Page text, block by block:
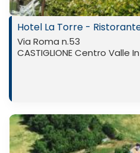
Hotel La Torre -
Via Roma n.53
CASTIGLIONE Centro Valle